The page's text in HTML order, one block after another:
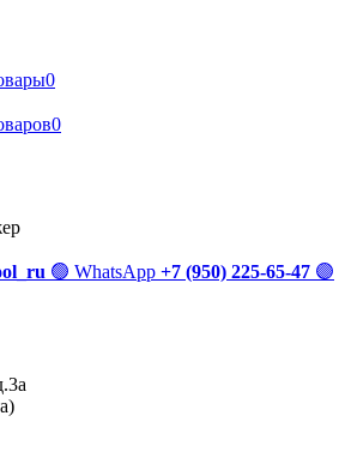
0
0
🟢 WhatsApp +7 (950) 225-65-47 🟣